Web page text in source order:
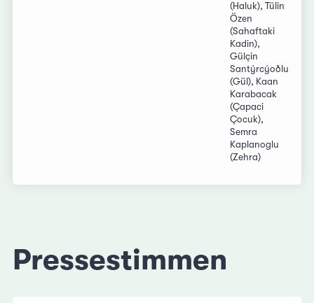
(Haluk), Tülin
Özen
(Sahaftaki
Kadin),
Gülçin
Santýrcýoðlu
(Gül), Kaan
Karabacak
(Çapaci
Çocuk),
Semra
Kaplanoglu
(Zehra)
Pressestimmen